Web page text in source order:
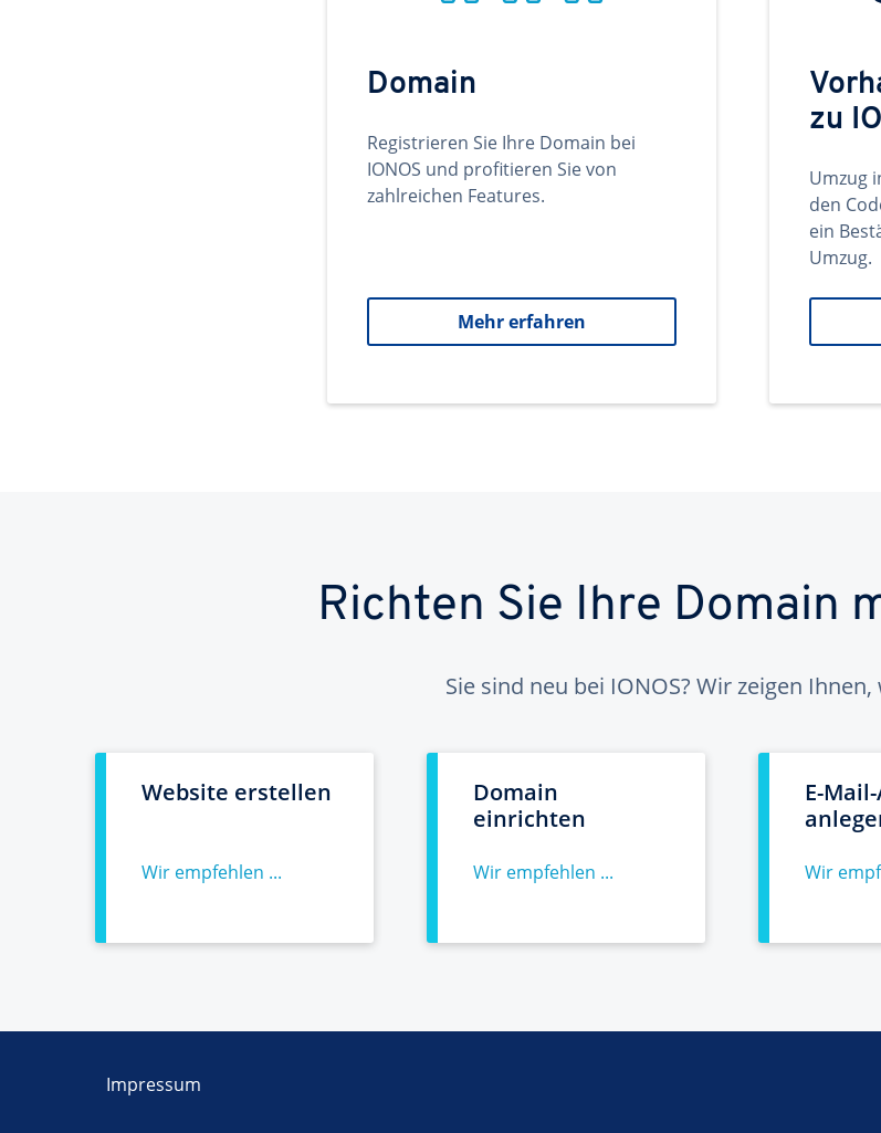
Domain
Registrieren Sie Ihre Domain bei
IONOS und profitieren Sie von
zahlreichen Features.
Mehr erfahren
zu
Umzug
den
ein
Umzug.
Richten Sie Ihre Domain
Sie sind neu bei IONOS? Wir zeigen
Website erstellen
Wir empfehlen ...
Domain
einrichten
Wir empfehlen ...
E-
Wir
Impressum